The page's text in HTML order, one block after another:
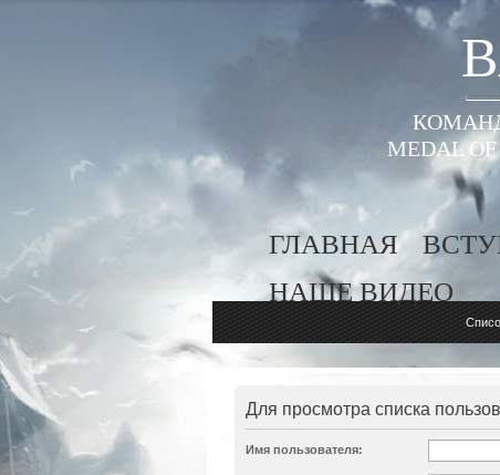
MEDAL
ГЛАВНАЯ
НАШЕ ВИДЕО
Для просмотра списка
Имя пользователя: